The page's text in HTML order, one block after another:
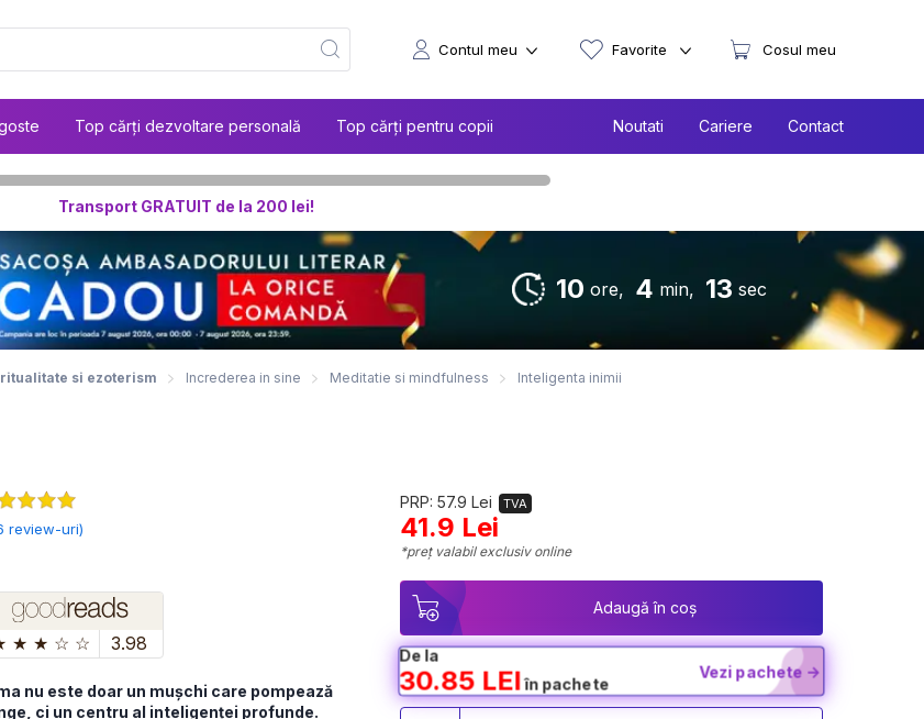
Top cărți dezvoltare personală Top cărți pentru copii Noutati Cariere Contact
Contul meu Favorite Cosul meu
Transport GRATUIT de la 200 lei!
10 ore, 4 min, 11 sec
si ezoterism Increderea in sine Meditatie si mindfulness Inteligenta inimii
review-uri)
PRP: 57.9 Lei TVA
41.9 Lei
*preț valabil exclusiv online
★ ★ ☆ ☆ 3.98
nu este doar un mușchi care pompează
ci un centru al inteligenței profunde.
Adaugă în coș
De la
30.85 LEIîn pachete
Vezi pachete ->